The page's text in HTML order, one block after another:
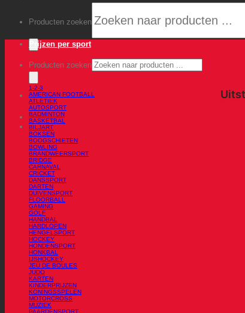
Producten zoeken
Producten zoeken
Prijzen per sport
1-2-3
AMERICAN FOOTBALL
ATLETIEK
AUTOSPORT
BADMINTON
BASKETBAL
BILJART
BOKSEN
BOOGSCHIETEN
BOWLING
BRANDWEERSPORT
BRIDGE
CARNAVAL
CRICKET
DANSSPORT
DARTEN
DUIVENSPORT
FLOORBALL
GAMING
GOLF
HANDBAL
HARDLOPEN
HENGELSPORT
HOCKEY
HONDENSPORT
HONKBAL
IJSHOCKEY
JEU DE BOULES
JUDO
KARTEN
KINDERPRIJZEN
KONINGSSPELEN
MOTORCROSS
MUZIEK
PAARDENSPORT